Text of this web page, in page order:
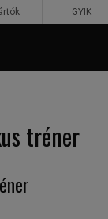
tréner
GYIK